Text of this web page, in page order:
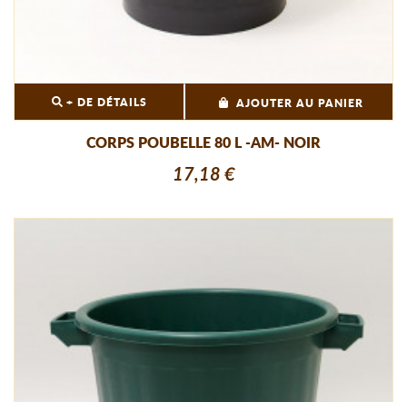
+ DE DÉTAILS AJOUTER AU PANIER
CORPS POUBELLE 80 L -AM- NOIR
17,18 €